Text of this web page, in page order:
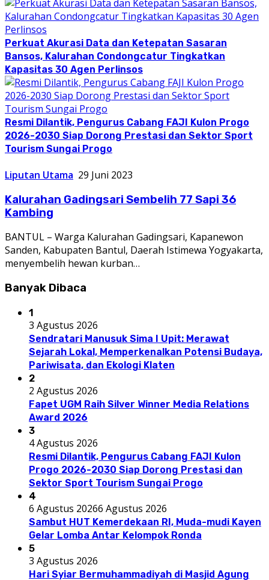
Perkuat Akurasi Data dan Ketepatan Sasaran
Bansos, Kalurahan Condongcatur Tingkatkan
Kapasitas 30 Agen Perlinsos
Resmi Dilantik, Pengurus Cabang FAJI Kulon Progo
2026-2030 Siap Dorong Prestasi dan Sektor Sport
Tourism Sungai Progo
Liputan Utama 29 Juni 2023
Kalurahan Gadingsari Sembelih 77 Sapi 36
Kambing
BANTUL – Warga Kalurahan Gadingsari, Kapanewon
Sanden, Kabupaten Bantul, Daerah Istimewa Yogyakarta,
menyembelih hewan kurban…
Banyak Dibaca
1
3 Agustus 2026
Sendratari Manusuk Sima I Upit: Merawat
Sejarah Lokal, Memperkenalkan Potensi Budaya,
Pariwisata, dan Ekologi Klaten
2
2 Agustus 2026
Fapet UGM Raih Silver Winner Media Relations
Award 2026
3
4 Agustus 2026
Resmi Dilantik, Pengurus Cabang FAJI Kulon
Progo 2026-2030 Siap Dorong Prestasi dan
Sektor Sport Tourism Sungai Progo
4
6 Agustus 20266 Agustus 2026
Sambut HUT Kemerdekaan RI, Muda-mudi Kayen
Gelar Lomba Antar Kelompok Ronda
5
3 Agustus 2026
Hari Syiar Bermuhammadiyah di Masjid Agung